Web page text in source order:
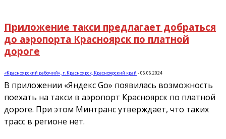
Приложение такси предлагает добраться
до аэропорта Красноярск по платной
дороге
«Красноярский рабочий», г. Красноярск, Красноярский край -06.06.2024
В приложении «Яндекс Go» появилась возможность
поехать на такси в аэропорт Красноярск по платной
дороге. При этом Минтранс утверждает, что таких
трасс в регионе нет.